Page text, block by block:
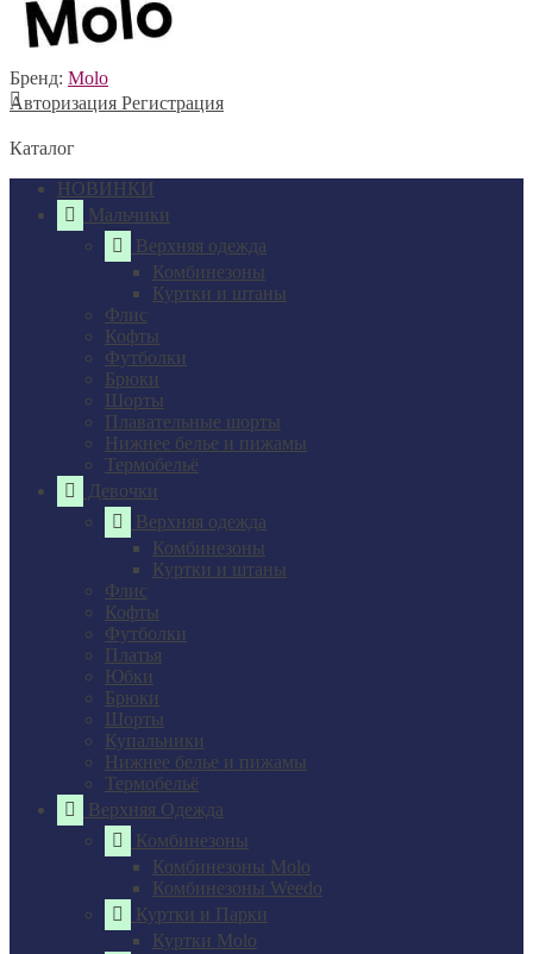
Бренд: Molo
Авторизация Регистрация
Каталог
НОВИНКИ
Мальчики
Верхняя одежда
Комбинезоны
Куртки и штаны
Флис
Кофты
Футболки
Брюки
Шорты
Плавательные шорты
Нижнее белье и пижамы
Термобельё
Девочки
Верхняя одежда
Комбинезоны
Куртки и штаны
Флис
Кофты
Футболки
Платья
Юбки
Брюки
Шорты
Купальники
Нижнее белье и пижамы
Термобельё
Верхняя Одежда
Комбинезоны
Комбинезоны Molo
Комбинезоны Weedo
Куртки и Парки
Куртки Molo